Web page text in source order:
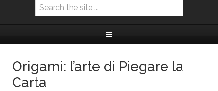
Origami: l’arte di Piegare la
Carta